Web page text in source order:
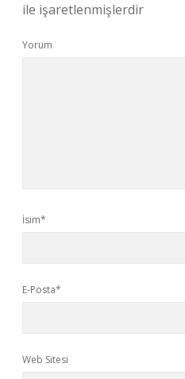
ile işaretlenmişlerdir
Yorum
İsim*
E-Posta*
Web Sitesi